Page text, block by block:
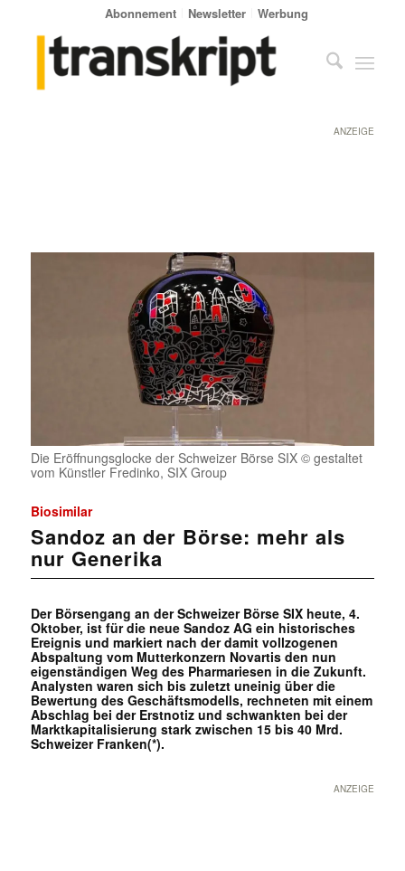
Abonnement Newsletter Werbung
ANZEIGE
Die Eröffnungsglocke der Schweizer Börse SIX © gestaltet
vom Künstler Fredinko, SIX Group
Biosimilar
Sandoz an der Börse: mehr als
nur Generika
Der Börsengang an der Schweizer Börse SIX heute, 4.
Oktober, ist für die neue Sandoz AG ein historisches
Ereignis und markiert nach der damit vollzogenen
Abspaltung vom Mutterkonzern Novartis den nun
eigenständigen Weg des Pharmariesen in die Zukunft.
Analysten waren sich bis zuletzt uneinig über die
Bewertung des Geschäftsmodells, rechneten mit einem
Abschlag bei der Erstnotiz und schwankten bei der
Marktkapitalisierung stark zwischen 15 bis 40 Mrd.
Schweizer Franken(*).
ANZEIGE